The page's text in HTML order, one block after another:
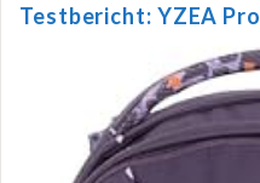
Testbericht: YZEA Pro